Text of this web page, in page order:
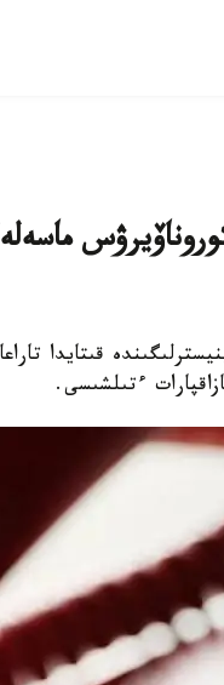
قىتايدا
ءتىلشىسى.